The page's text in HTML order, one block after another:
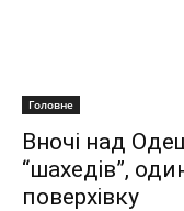
Головне
Вночі над
“шахедів”,
поверхівку